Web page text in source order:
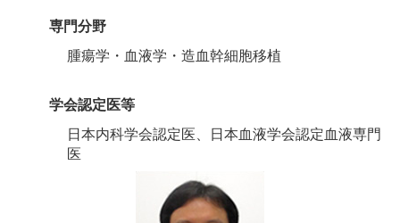
専門分野
腫瘍学・血液学・造血幹細胞移植
学会認定医等
日本内科学会認定医、日本血液学会認定血液専門
医